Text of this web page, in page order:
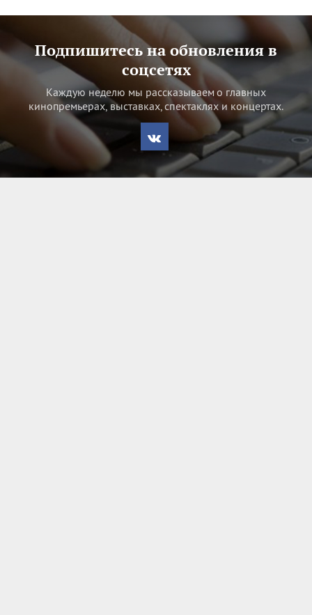
Подпишитесь на обновления в
соцсетях
Каждую неделю мы рассказываем о главных
кинопремьерах, выставках, спектаклях и концертах.